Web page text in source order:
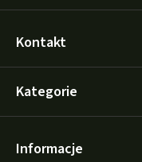
Kontakt
Kategorie
Informacje